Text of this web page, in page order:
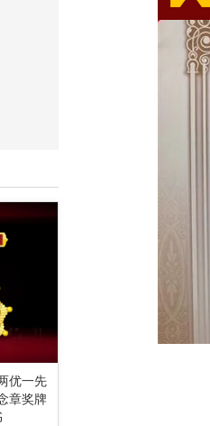
优一先
章奖牌